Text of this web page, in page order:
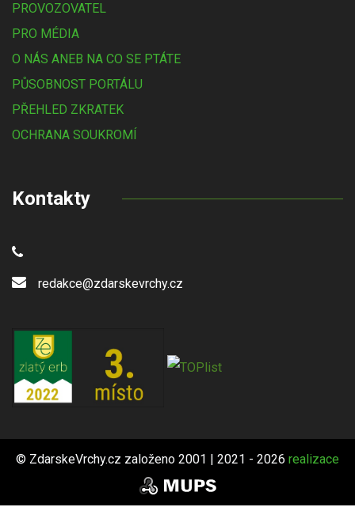
PROVOZOVATEL
PRO MÉDIA
O NÁS ANEB NA CO SE PTÁTE
PŮSOBNOST PORTÁLU
PŘEHLED ZKRATEK
OCHRANA SOUKROMÍ
Kontakty
redakce@zdarskevrchy.cz
© ZdarskeVrchy.cz založeno 2001 | 2021 - 2026 realizace